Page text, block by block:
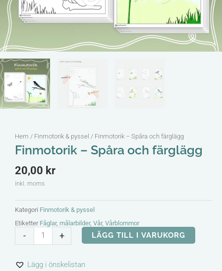
Hem / Finmotorik & pyssel / Finmotorik – Spåra och färglägg
Finmotorik – Spåra och färglägg
20,00 kr
inkl. moms
Kategori Finmotorik & pyssel
Etiketter Fåglar, målarbilder, Vår, Vårblommor
-
Finmotorik
-
och
+ LÄGG TILL I VARUKORG
Lägg i önskelistan